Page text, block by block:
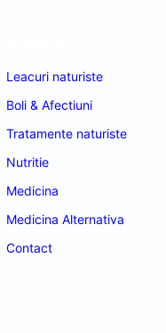
Leacuri naturiste
Boli & Afectiuni
Tratamente naturiste
Nutritie
Medicina
Medicina Alternativa
Contact